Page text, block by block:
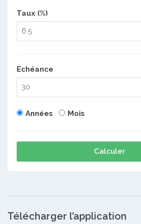
Taux (%)
Echéance
Années Mois
Calculer
Télécharger l’application